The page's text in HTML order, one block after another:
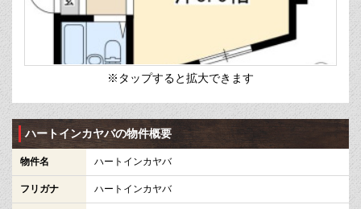
※タップすると拡大できます
ハートインカヤバの物件概要
物件名 ハートインカヤバ
フリガナ ハートインカヤバ